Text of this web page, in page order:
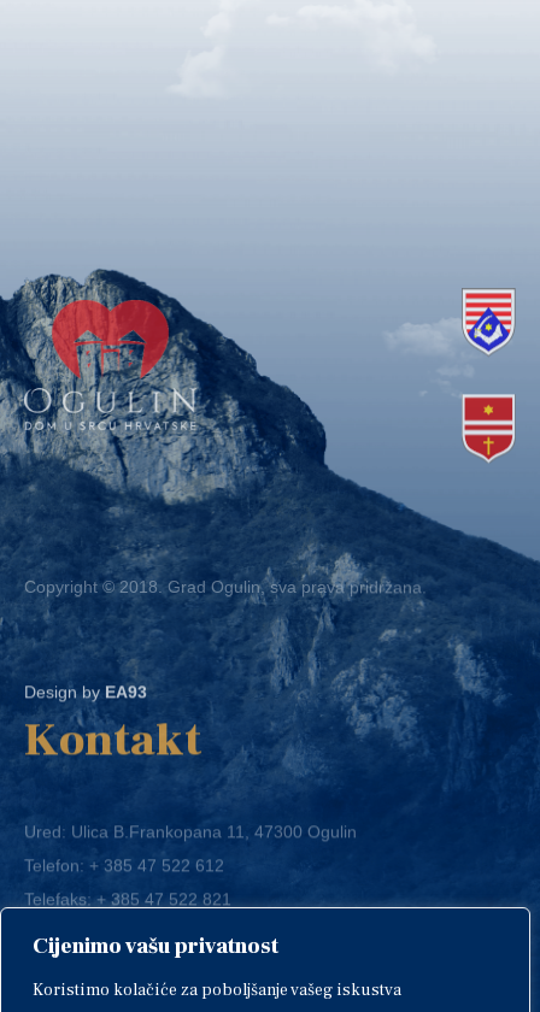
Cijenimo vašu privatnost
Koristimo kolačiće za poboljšanje vašeg iskustva
Copyright © 2018. Grad Ogulin, sva prava pridržana.
Design by EA93
Kontakt
Telefon:+ 385 47 522 612
Telefaks:+ 385 47 522 821
E-mail:grad-ogulin@ogulin.hr